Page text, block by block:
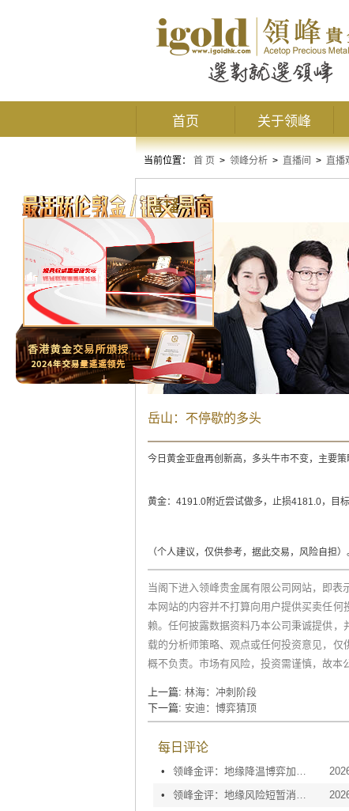
首页 关于领峰
当前位置： 首 页 > 领峰分析 > 直播间 > 直播
直播观点
岳山：不停歇的多头
今日黄金亚盘再创新高，多头牛市不变，主要
黄金：4191.0附近尝试做多，止损4181.0，目
（个人建议，仅供参考，据此交易，风险自担）
当阁下进入领峰贵金属有限公司网站，即表
本网站的内容并不打算向用户提供买卖任
赖。任何披露数据资料乃本公司秉诚提供
载的分析师策略、观点或任何投资意见，
概不负责。市场有风险，投资需谨慎，故本
上一篇: 林海：冲刺阶段
下一篇: 安迪：博弈猜顶
每日评论
•
•